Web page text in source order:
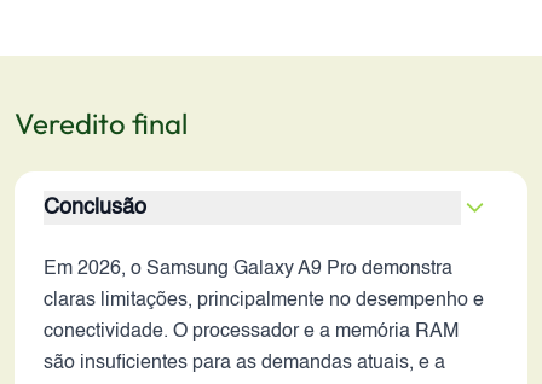
Veredito final
Conclusão
Em 2026, o Samsung Galaxy A9 Pro demonstra
claras limitações, principalmente no desempenho e
conectividade. O processador e a memória RAM
são insuficientes para as demandas atuais, e a